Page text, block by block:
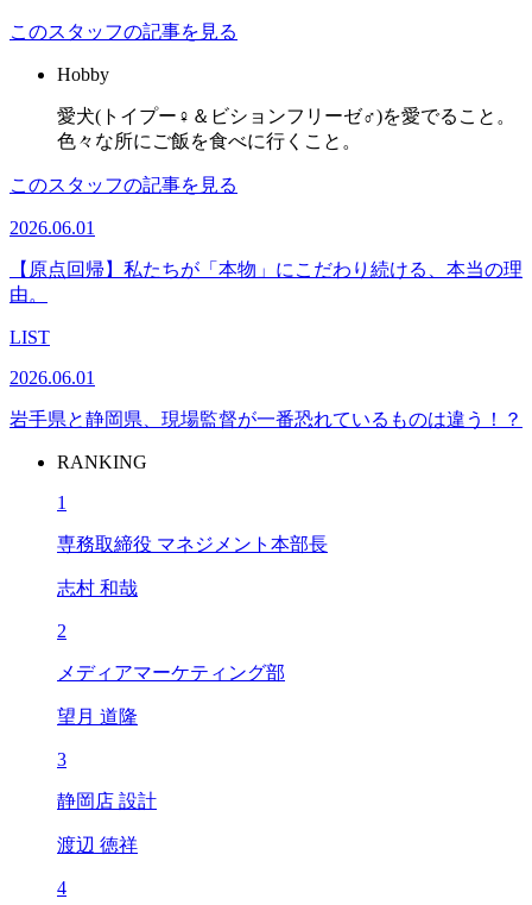
このスタッフの記事を見る
Hobby
愛犬(トイプー♀＆ビションフリーゼ♂)を愛でること。
色々な所にご飯を食べに行くこと。
このスタッフの記事を見る
2026.06.01
【原点回帰】私たちが「本物」にこだわり続ける、本当の理
由。
LIST
2026.06.01
岩手県と静岡県、現場監督が一番恐れているものは違う！？
RANKING
1
専務取締役 マネジメント本部長
志村 和哉
2
メディアマーケティング部
望月 道隆
3
静岡店 設計
渡辺 徳祥
4